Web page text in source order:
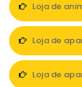
Loja de
Loja de
Loja de